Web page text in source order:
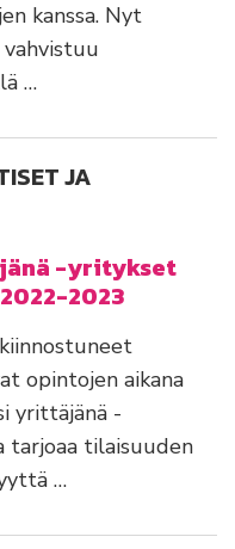
kanssa. Nyt
…
JA
-yritykset
2023
opintojen aikana
yrittäjänä -
tarjoaa tilaisuuden
…